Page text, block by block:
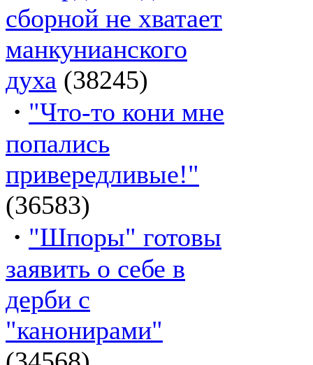
сборной не хватает
манкунианского
духа (38245)
· "Что-то кони мне
попались
привередливые!"
(36583)
· "Шпоры" готовы
заявить о себе в
дерби с
"канонирами"